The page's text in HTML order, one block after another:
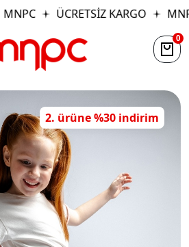
MNPC ÜCRETSİZ KARGO
0
2. ürüne %30 indirim